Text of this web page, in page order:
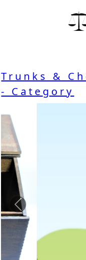
Trunks &
- Category
Previous